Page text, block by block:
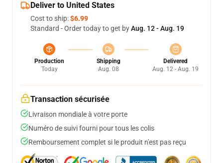
Deliver to United States
Cost to ship:$6.99
Standard - Order today to get byAug. 12 - Aug. 19
Production
Today
Shipping
Aug. 08
Delivered
Aug. 12 - Aug. 19
Transaction sécurisée
Livraison mondiale à votre porte
Numéro de suivi fourni pour tous les colis
Remboursement complet si le produit n'est pas reçu